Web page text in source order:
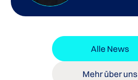
Alle News
Mehr über uns